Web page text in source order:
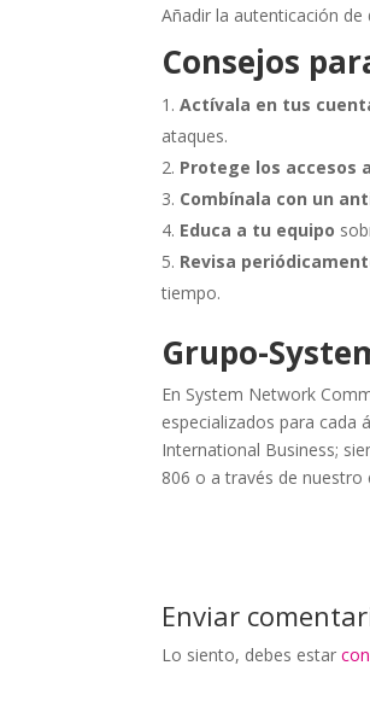
Añadir la autenticación
Consejos
Actívala en tus
ataques.
Protege los accesos
Combínala con un
Educa a tu equipo
Revisa
tiempo.
Grupo-
En System Network
especializados para cada
International Business;
806 o a través de
Enviar
Lo siento, debes estar